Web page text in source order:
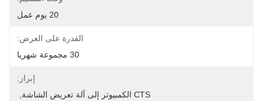
20 يوم عمل
القدرة على العرض:
30 مجموعة شهريا
إبراز:
CTS الكمبيوتر إلى آلة تعريض الشاشة